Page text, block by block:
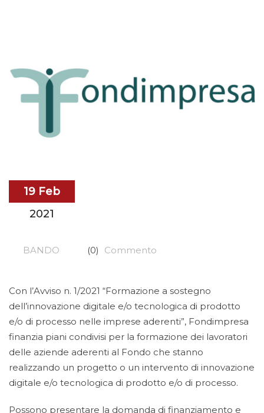
19 Feb
2021
BANDO (0) Commento
Con l’Avviso n. 1/2021 “Formazione a sostegno
dell’innovazione digitale e/o tecnologica di prodotto
e/o di processo nelle imprese aderenti”, Fondimpresa
finanzia piani condivisi per la formazione dei lavoratori
delle aziende aderenti al Fondo che stanno
realizzando un progetto o un intervento di innovazione
digitale e/o tecnologica di prodotto e/o di processo.
Possono presentare la domanda di finanziamento e